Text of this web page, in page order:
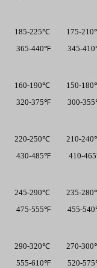
185-225℃
  365-440℉
175-
345-
160-190℃
  320-375℉
150-
300-
220-250℃
  430-485℉
210-
410-
245-290℃
  475-555℉
235-
455-
290-320℃
  555-610℉
270-
520-